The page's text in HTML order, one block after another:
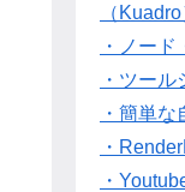
（Kuadro
・ノー
・ツー
・簡単
・
・